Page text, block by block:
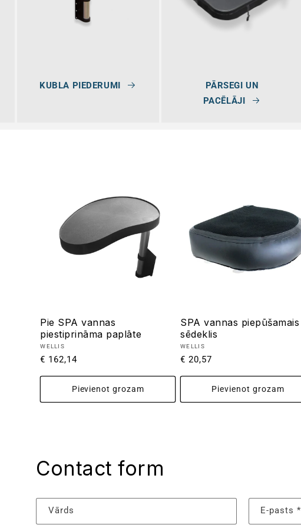
KUBLA PIEDERUMI
PĀRSEGI UN
PACĒLĀJI
Pie SPA vannas
piestiprināma paplāte
Pārdevējs:
WELLIS
Parastā
€ 162,14
Pievienot grozam
SPA vannas piepūšamais
sēdeklis
Pārdevējs:
WELLIS
Parastā
€ 20,57
Pievienot grozam
Contact form
Vārds E-pasts *